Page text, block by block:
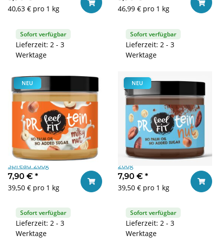
40,63 € pro 1 kg
Sofort verfügbar
Lieferzeit: 2 - 3
Werktage
In den Warenkorb
46,99 € pro 1 kg
Sofort verfügbar
Lieferzeit: 2 - 3
Werktage
In
NEU
Feel Fit Protein Milky Nut
Spread 200g
7,90 € *
39,50 € pro 1 kg
Sofort verfügbar
Lieferzeit: 2 - 3
Werktage
In den Warenkorb
NEU
Feel Fit Protein Nut Spread
200g
7,90 € *
39,50 € pro 1 kg
Sofort verfügbar
Lieferzeit: 2 - 3
Werktage
In